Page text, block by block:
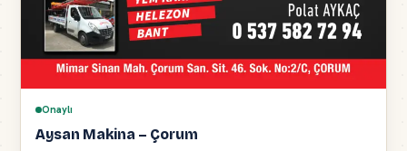
Onaylı
Aysan Makina – Çorum